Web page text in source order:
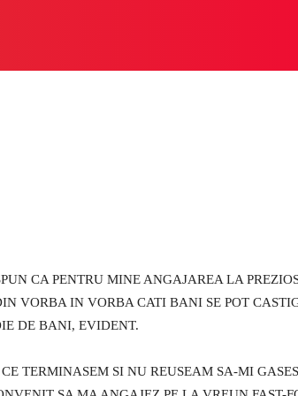
CA PENTRU MINE ANGAJAREA LA
VORBA IN VORBA CATI BANI SE POT
DE BANI, EVIDENT.
TERMINASEM SI NU REUSEAM SA-MI